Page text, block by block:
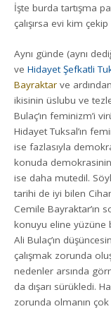
İşte burda tartışma
çalışırsa evi kim
Aynı günde (aynı
veHidayet Şefkatli
Bayraktar ve
ikisinin üslubu ve
Bulaç’ın feminizm’i
Hidayet Tuksal’ın
ise fazlasıyla
konuda
ise daha mutedil.
tarihi de iyi bilen
Cemile Bayraktar’ın
konuyu eline yüzüne
Ali Bulaç’ın
çalışmak zorunda
nedenler arsında
da dışarı sürükledi.
zorunda olmanın